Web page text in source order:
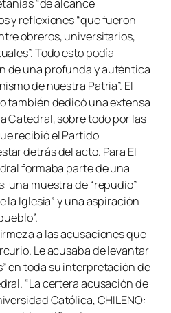
“de alcance
y reflexiones “que fueron
obreros, universitarios,
Todo esto podía
de una profunda y auténtica
de nuestra Patria”. El
también dedicó una extensa
Catedral, sobre todo por las
recibió el Partido
detrás del acto. Para El
formaba parte de una
una muestra de “repudio”
la Iglesia” y una aspiración
a las acusaciones que
Le acusaba de levantar
en toda su interpretación de
“La certera acusación de
Católica, CHILENO: